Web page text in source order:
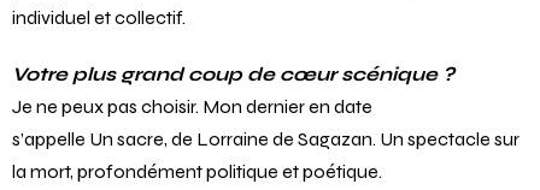
individuel et collectif.
Votre plus grand coup de cœur scénique ?
Je ne peux pas choisir. Mon dernier en date
s’appelle Un sacre, de Lorraine de Sagazan. Un spectacle sur
la mort, profondément politique et poétique.